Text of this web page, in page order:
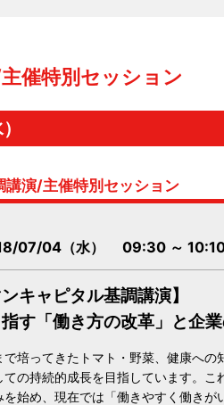
催特別セッション
講演/主催特別セッション
07/04（水） 09:30 ～
ンキャピタル基調講演】
す「働き方の改革」と企
で培ってきたトマト・野菜、健康へ
ての持続的成長を目指しています。
を始め、現在では「働きやすく働き